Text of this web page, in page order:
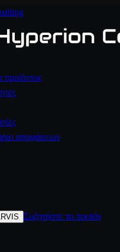
αποφάσεων
Συζητήστε το προϊόν